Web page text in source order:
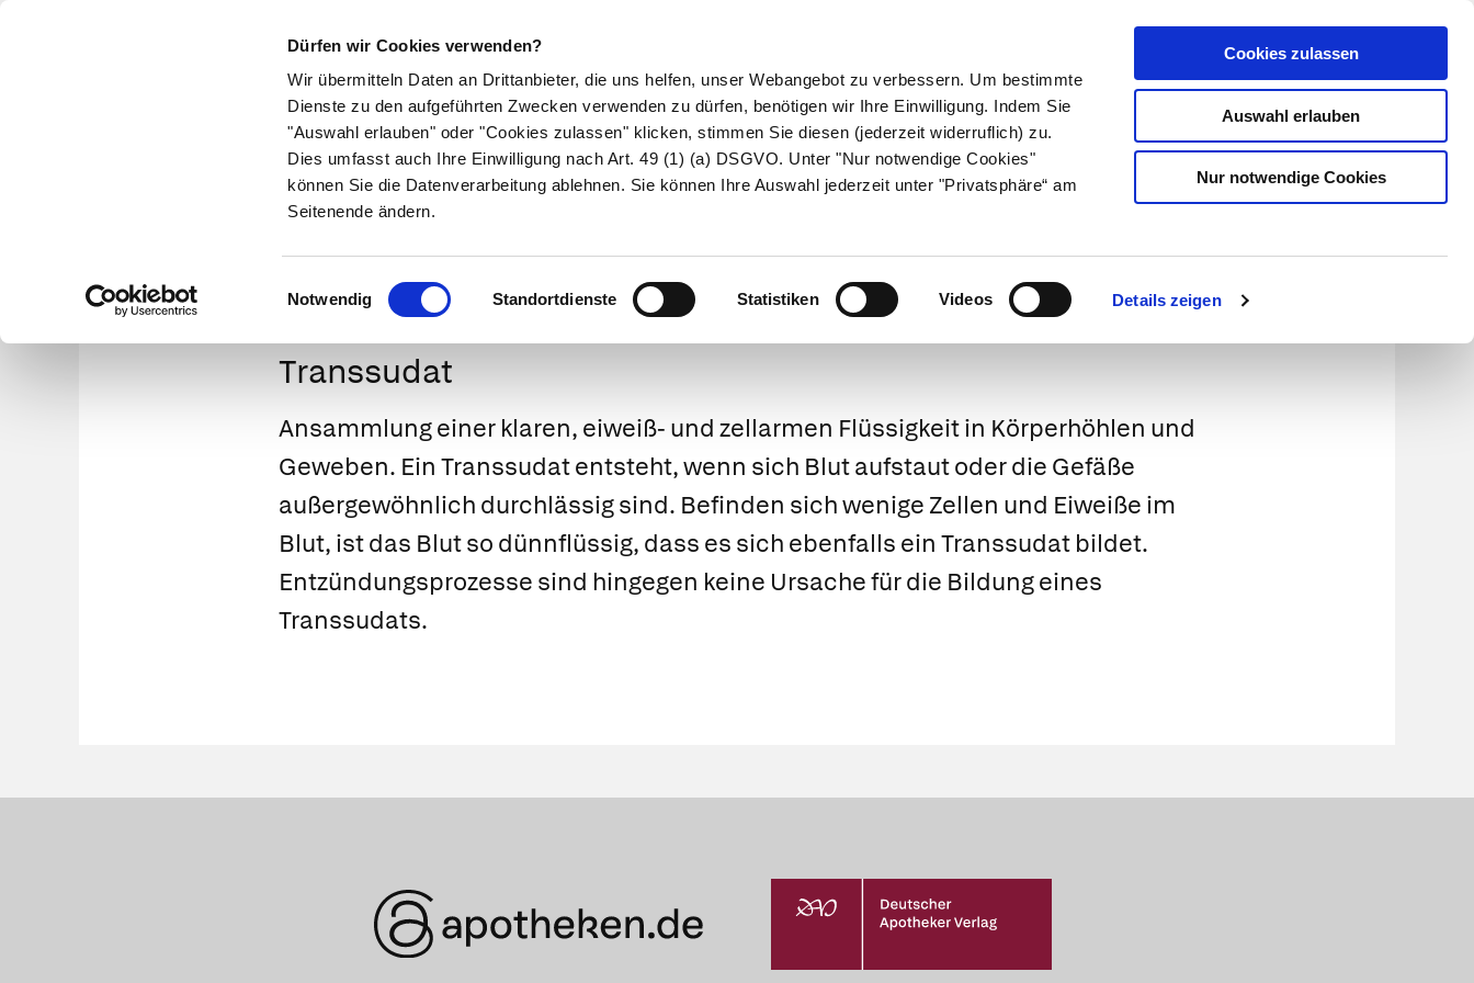
Dürfen wir Cookies verwenden?
Wir übermitteln Daten an Drittanbieter, die uns helfen, unser Webangebot zu verbessern. Um bestimmte
Dienste zu den aufgeführten Zwecken verwenden zu dürfen, benötigen wir Ihre Einwilligung. Indem Sie
"Auswahl erlauben" oder "Cookies zulassen" klicken, stimmen Sie diesen (jederzeit widerruflich) zu.
Dies umfasst auch Ihre Einwilligung nach Art. 49 (1) (a) DSGVO. Unter "Nur notwendige Cookies"
können Sie die Datenverarbeitung ablehnen. Sie können Ihre Auswahl jederzeit unter "Privatsphäre“ am
Seitenende ändern.
Einwilligungsauswahl
Notwendig Standortdienste Statistiken Videos Details zeigen
Cookies zulassen
Auswahl erlauben
Nur notwendige Cookies
Kundenlogin
Suche
Symptome Therapie Medikamente Naturheilkunde Eltern & Kind Gesund leben Über uns
Medizinlexikon
Transsudat
Ansammlung einer klaren, eiweiß- und zellarmen Flüssigkeit in Körperhöhlen und
Geweben. Ein Transsudat entsteht, wenn sich Blut aufstaut oder die Gefäße
außergewöhnlich durchlässig sind. Befinden sich wenige Zellen und Eiweiße im
Blut, ist das Blut so dünnflüssig, dass es sich ebenfalls ein Transsudat bildet.
Entzündungsprozesse sind hingegen keine Ursache für die Bildung eines
Transsudats.